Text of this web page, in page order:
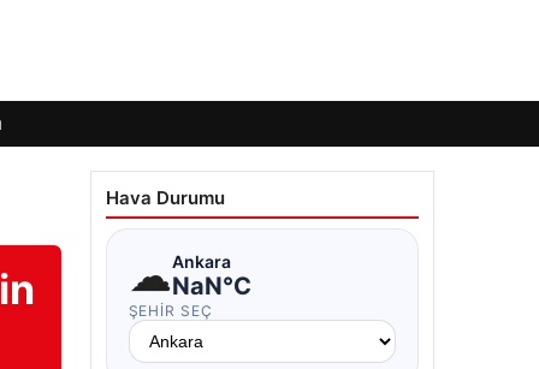
Hava Durumu
☁Ankara
NaN°C
ŞEHIR SEÇ